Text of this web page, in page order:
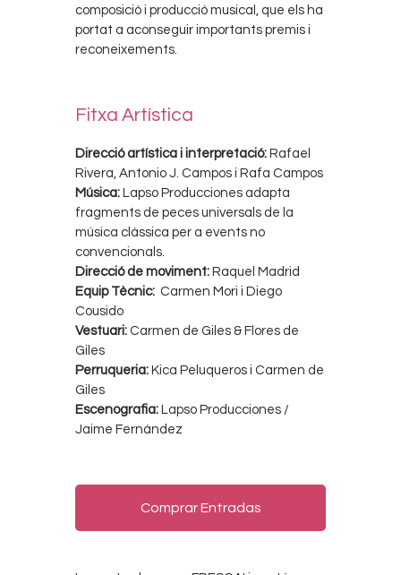
composició i producció musical, que els ha
portat a aconseguir importants premis i
reconeixements.
Fitxa Artística
Direcció artística i interpretació: Rafael
Rivera, Antonio J. Campos i Rafa Campos
Música: Lapso Producciones adapta
fragments de peces universals de la
música clàssica per a events no
convencionals.
Direcció de moviment: Raquel Madrid
Equip Tècnic: Carmen Mori i Diego
Cousido
Vestuari: Carmen de Giles & Flores de
Giles
Perruqueria: Kica Peluqueros i Carmen de
Giles
Escenografia: Lapso Producciones /
Jaime Fernández
Comprar Entradas